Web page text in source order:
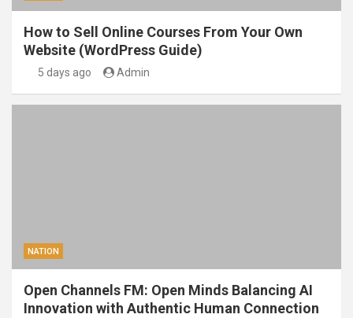
How to Sell Online Courses From Your Own
Website (WordPress Guide)
5 days ago Admin
NATION
Open Channels FM: Open Minds Balancing AI
Innovation with Authentic Human Connection